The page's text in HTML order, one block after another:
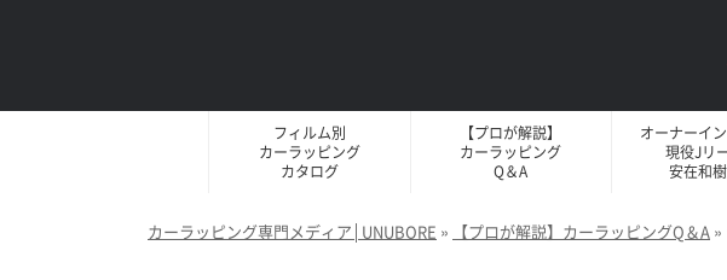
フィルム別
カーラッピング
カタログ
【プロが解説】
カーラッピング
Q＆A
オーナーイ
現役Jリ
安在和
カーラッピング専門メディア│UNUBORE » 【プロが解説】カーラッピングQ＆A »